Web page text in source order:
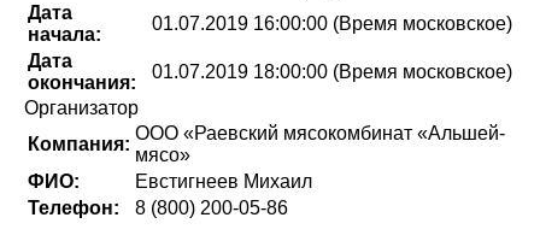
Дата
начала:
01.07.2019 16:00:00 (Время московское)
Дата
окончания:
01.07.2019 18:00:00 (Время московское)
Организатор
Компания:
ООО «Раевский мясокомбинат «Альшей-
мясо»
ФИО:
Евстигнеев Михаил
Телефон:
8 (800) 200-05-86